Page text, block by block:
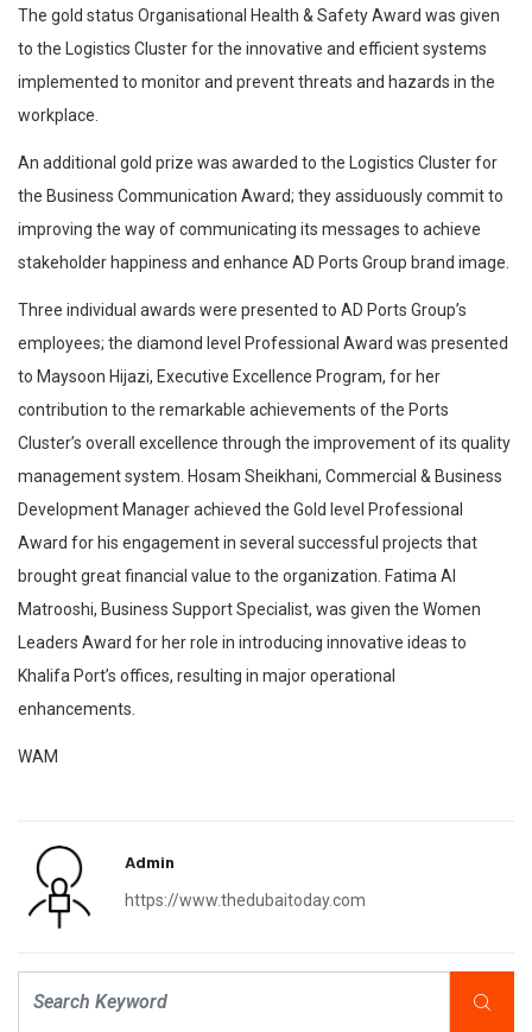
The gold status Organisational Health & Safety Award was given
to the Logistics Cluster for the innovative and efficient systems
implemented to monitor and prevent threats and hazards in the
workplace.
An additional gold prize was awarded to the Logistics Cluster for
the Business Communication Award; they assiduously commit to
improving the way of communicating its messages to achieve
stakeholder happiness and enhance AD Ports Group brand image.
Three individual awards were presented to AD Ports Group’s
employees; the diamond level Professional Award was presented
to Maysoon Hijazi, Executive Excellence Program, for her
contribution to the remarkable achievements of the Ports
Cluster’s overall excellence through the improvement of its quality
management system. Hosam Sheikhani, Commercial & Business
Development Manager achieved the Gold level Professional
Award for his engagement in several successful projects that
brought great financial value to the organization. Fatima Al
Matrooshi, Business Support Specialist, was given the Women
Leaders Award for her role in introducing innovative ideas to
Khalifa Port’s offices, resulting in major operational
enhancements.
WAM
Admin
https://www.thedubaitoday.com